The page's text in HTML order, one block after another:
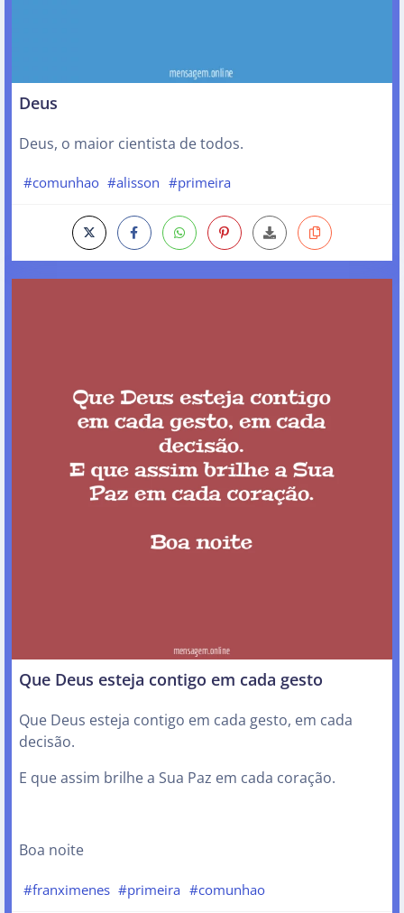
Deus
Deus, o maior cientista de todos.
#comunhao #alisson #primeira
Que Deus esteja contigo em cada gesto
Que Deus esteja contigo em cada gesto, em cada
decisão.
E que assim brilhe a Sua Paz em cada coração.
Boa noite
#franximenes #primeira #comunhao